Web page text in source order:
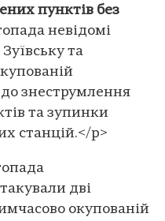
пунктів без
невідомі
та
знеструмлення
та зупинки
станцій.</p>
дві
окупованій